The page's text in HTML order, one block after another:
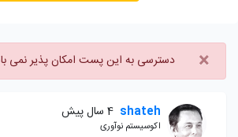
× دسترسی به این پست امکان پذیر نمی
shateh 4 سال پیش
اکوسیستم نوآوری